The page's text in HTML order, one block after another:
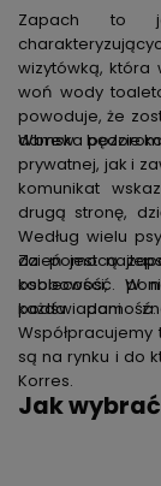
Zapach to
wizytówką, która
woń wody
powoduje, że
damska będzie
Wbrew
prywatnej, jak i
komunikat
drugą stronę,
Według wielu
dzień jest
kobiecości,
podświadomość.
Za pomocą
osobowość. W
każda pani
są na rynku i do
Korres.
Jak